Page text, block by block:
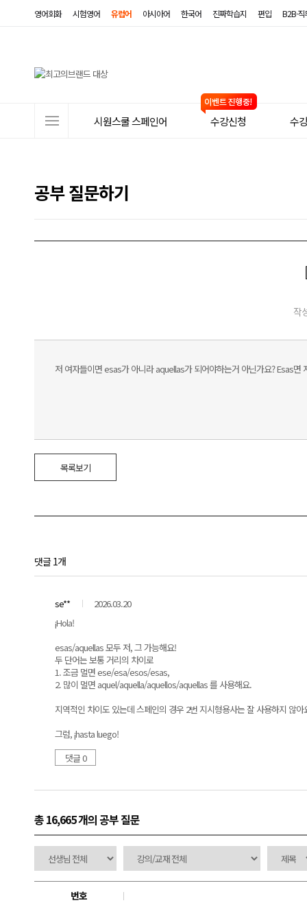
영어회화 시험영어 유럽어 아시아어 한국어 진짜학습지 편입 B2B·
뉴
시원스쿨 스페인어 수강신청 수
공부 질문하기
작
저 여자들이면 esas가 아니라 aquellas가 되어야하는거 아닌가요? Esas면
목록보기
댓글 1개
se**
2026.03.20
¡Hola!
esas/aquellas 모두 저, 그 가능해요!
두 단어는 보통 거리의 차이로
1. 조금 멀면 ese/esa/esos/esas,
2. 많이 멀면 aquel/aquella/aquellos/aquellas 를 사용해요.
지역적인 차이도 있는데 스페인의 경우 2번 지시형용사는 잘 사용하지 않아
그럼, ¡hasta luego!
댓글 0
총 16,665 개의 공부 질문
번호